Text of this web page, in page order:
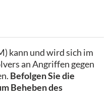
kann und wird sich im
an Angriffen gegen
Befolgen Sie die
Beheben des